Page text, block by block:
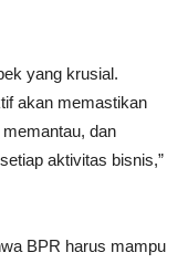
yang krusial.
akan memastikan
dan
aktivitas bisnis,”
BPR harus mampu